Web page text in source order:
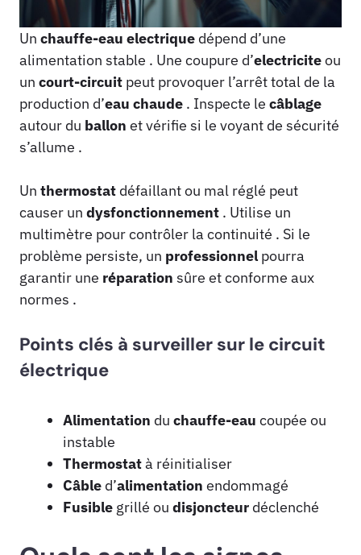
Un chauffe-eau electrique dépend d’une
alimentation stable . Une coupure d’electriciteou
un court-circuit peut provoquer l’arrêt total de la
production d’eau chaude . Inspecte le câblage
autour du ballon et vérifie si le voyant de sécurité
s’allume .
Un thermostat défaillant ou mal réglé peut
causer un dysfonctionnement . Utilise un
multimètre pour contrôler la continuité . Si le
problème persiste, un professionnel pourra
garantir une réparation sûre et conforme aux
normes .
Points clés à surveiller sur le circuit
électrique
Alimentation du chauffe-eau coupée ou
instable
Thermostatà réinitialiser
Câble d’alimentation endommagé
Fusible grillé ou disjoncteur déclenché